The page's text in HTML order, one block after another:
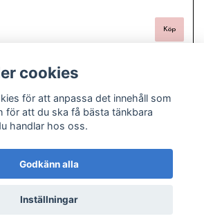
Freas fashion - Plussize, pyssel och pärlor
cookies
för att anpassa det innehåll som
för att du ska få bästa tänkbara
handlar hos oss.
Godkänn alla
Inställningar